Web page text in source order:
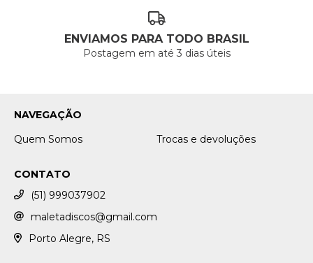
ENVIAMOS PARA TODO BRASIL
Postagem em até 3 dias úteis
NAVEGAÇÃO
Quem Somos
Trocas e devoluções
CONTATO
(51) 999037902
maletadiscos@gmail.com
Porto Alegre, RS